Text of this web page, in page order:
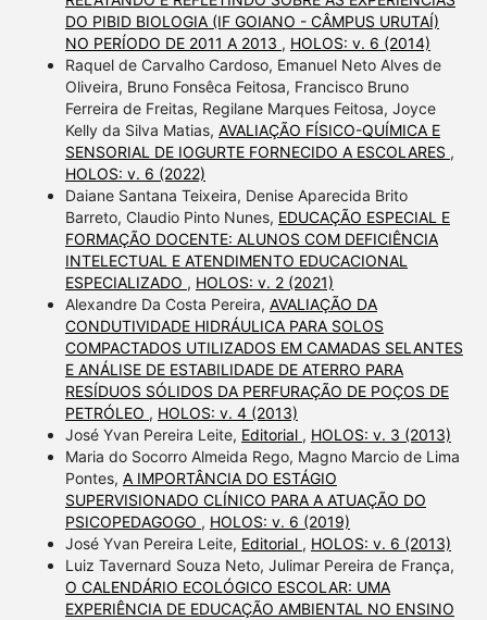
DO PIBID BIOLOGIA (IF GOIANO - CÂMPUS URUTAÍ)
NO PERÍODO DE 2011 A 2013 , HOLOS: v. 6 (2014)
Raquel de Carvalho Cardoso, Emanuel Neto Alves de
Oliveira, Bruno Fonsêca Feitosa, Francisco Bruno
Ferreira de Freitas, Regilane Marques Feitosa, Joyce
Kelly da Silva Matias, AVALIAÇÃO FÍSICO-QUÍMICA E
SENSORIAL DE IOGURTE FORNECIDO A ESCOLARES ,
HOLOS: v. 6 (2022)
Daiane Santana Teixeira, Denise Aparecida Brito
Barreto, Claudio Pinto Nunes, EDUCAÇÃO ESPECIAL E
FORMAÇÃO DOCENTE: ALUNOS COM DEFICIÊNCIA
INTELECTUAL E ATENDIMENTO EDUCACIONAL
ESPECIALIZADO , HOLOS: v. 2 (2021)
Alexandre Da Costa Pereira, AVALIAÇÃO DA
CONDUTIVIDADE HIDRÁULICA PARA SOLOS
COMPACTADOS UTILIZADOS EM CAMADAS SELANTES
E ANÁLISE DE ESTABILIDADE DE ATERRO PARA
RESÍDUOS SÓLIDOS DA PERFURAÇÃO DE POÇOS DE
PETRÓLEO , HOLOS: v. 4 (2013)
José Yvan Pereira Leite, Editorial , HOLOS: v. 3 (2013)
Maria do Socorro Almeida Rego, Magno Marcio de Lima
Pontes, A IMPORTÂNCIA DO ESTÁGIO
SUPERVISIONADO CLÍNICO PARA A ATUAÇÃO DO
PSICOPEDAGOGO , HOLOS: v. 6 (2019)
José Yvan Pereira Leite, Editorial , HOLOS: v. 6 (2013)
Luiz Tavernard Souza Neto, Julimar Pereira de França,
O CALENDÁRIO ECOLÓGICO ESCOLAR: UMA
EXPERIÊNCIA DE EDUCAÇÃO AMBIENTAL NO ENSINO